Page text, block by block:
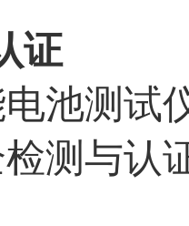
证
池测试
测与认